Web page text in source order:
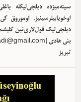
سیته‌میزده دیلچی‌لیکله
اوخویابیلرسینیز. اوموروق
دیلچی‌لیک قول‌لاری‌نین
بئی هادی (
تبریز